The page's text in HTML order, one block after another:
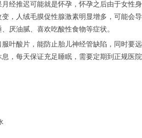
经推迟可能就是怀孕，怀孕之后由于女性身
，人绒毛膜促性腺激素明显增多，可能会导
厌油腻、喜欢吃酸性食物等症状。
叶酸片，能防止胎儿神经管缺陷，同时要远
，每天保证充足睡眠，需要定期到正规医院